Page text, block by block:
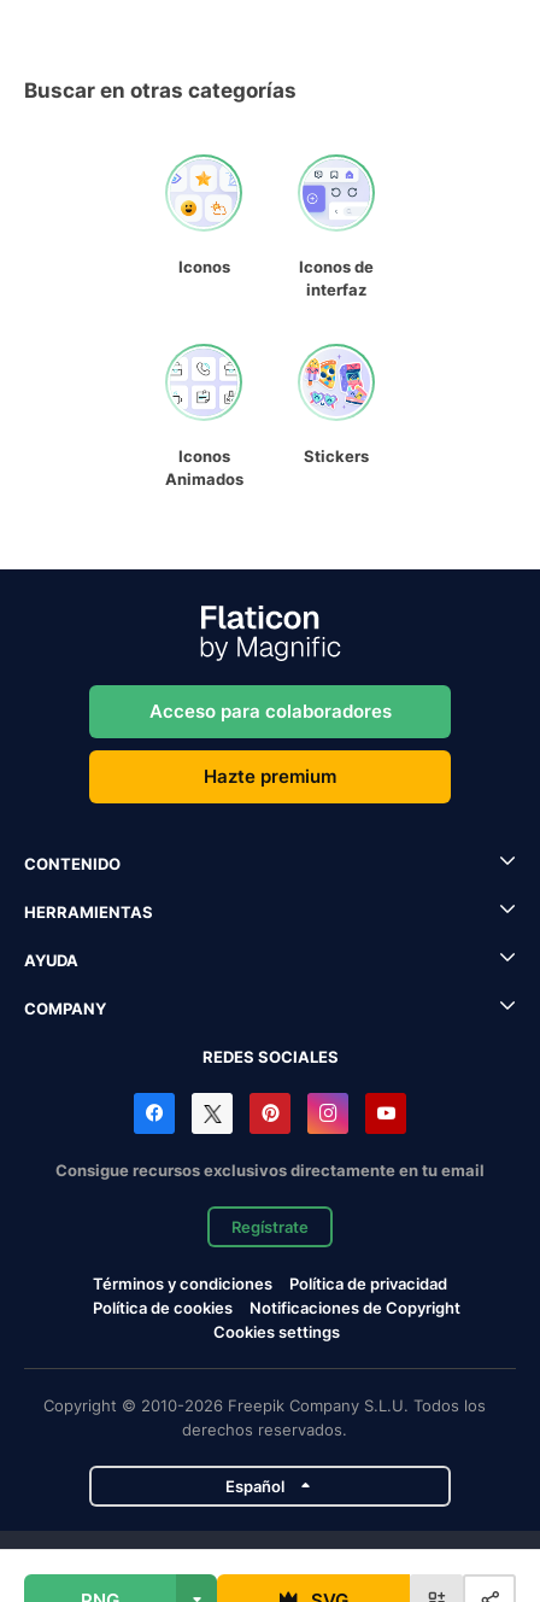
Buscar en otras categorías
Iconos
Iconos de
interfaz
Iconos
Animados
Stickers
Acceso para colaboradores
Hazte premium
CONTENIDO
HERRAMIENTAS
AYUDA
COMPANY
REDES SOCIALES
Consigue recursos exclusivos directamente en tu email
Regístrate
Términos y condiciones
Política de privacidad
Política de cookies
Notificaciones de Copyright
Cookies settings
Copyright © 2010-2026 Freepik Company S.L.U. Todos los
derechos reservados.
Español